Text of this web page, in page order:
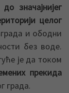
значајнијег
целог
и ободни
без воде.
је да током
прекида
града.